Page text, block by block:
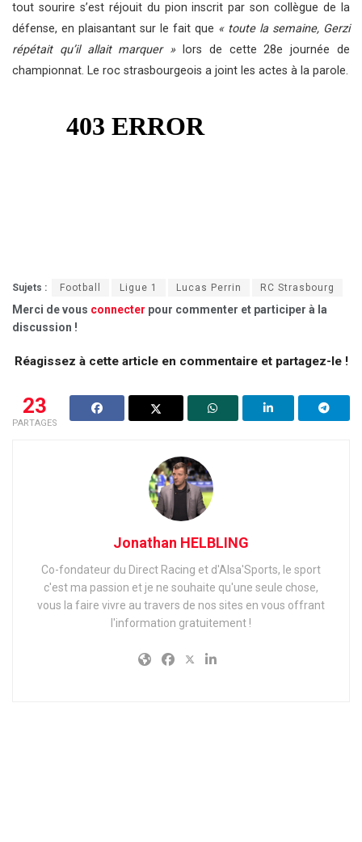
tout sourire s’est réjouit du pion inscrit par son collègue de la
défense, en plaisantant sur le fait que « toute la semaine, Gerzi
répétait qu’il allait marquer »
lors de cette 28e journée de
championnat. Le roc strasbourgeois a joint les actes à la parole.
Sujets : Football Ligue 1 Lucas Perrin RC Strasbourg
Merci de vous connecter pour commenter et participer à la
discussion !
Réagissez à cette article en commentaire et partagez-le !
23
PARTAGES
Jonathan HELBLING
Co-fondateur du Direct Racing et d'Alsa'Sports, le sport
c'est ma passion et je ne souhaite qu'une seule chose,
vous la faire vivre au travers de nos sites en vous offrant
l'information gratuitement !